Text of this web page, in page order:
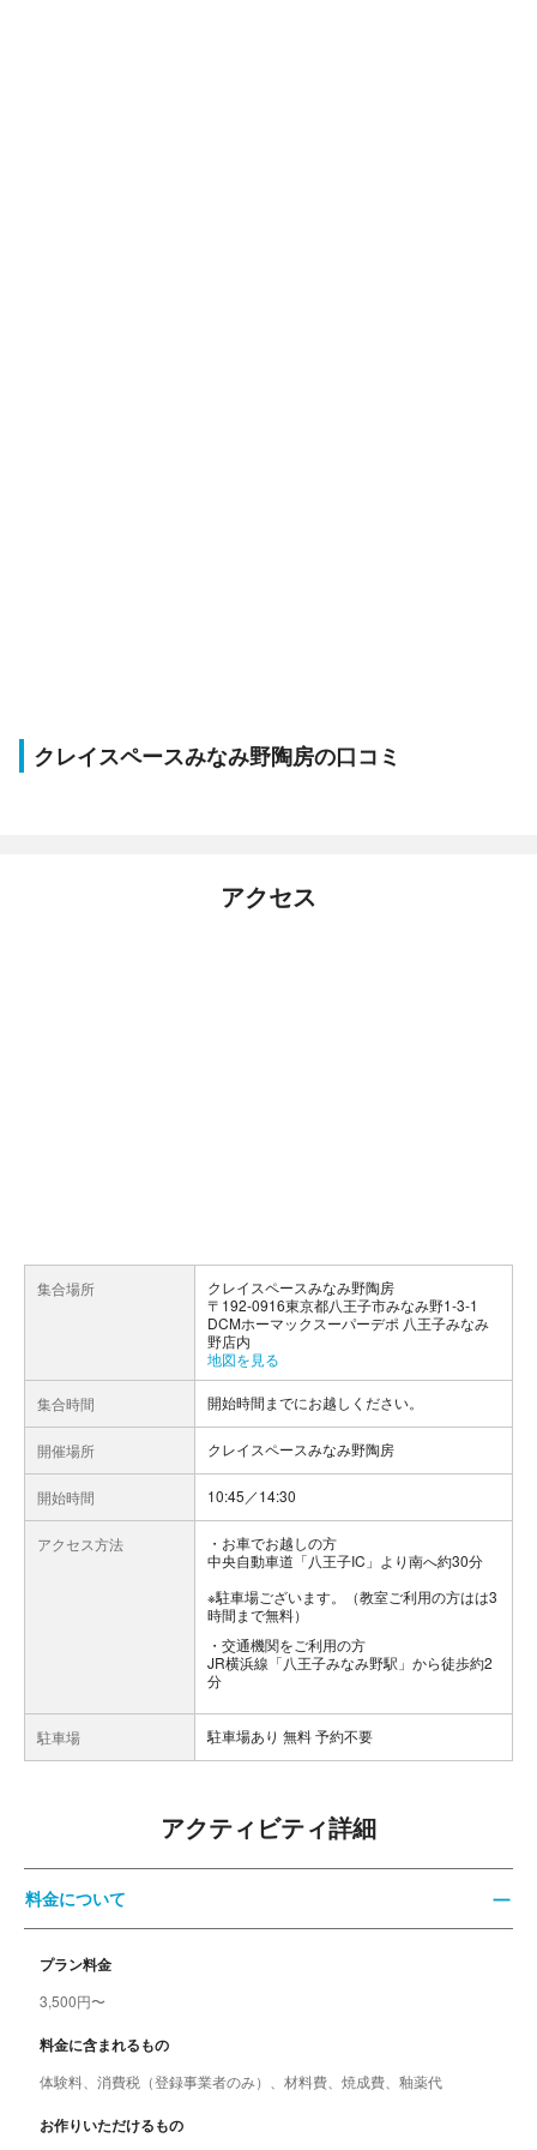
クレイスペースみなみ野陶房の口コミ
アクセス
集合場所
クレイスペースみなみ野陶房
〒192-0916東京都八王子市みなみ野1-3-1
DCMホーマックスーパーデポ 八王子みなみ
野店内
地図を見る
集合時間 開始時間までにお越しください。
開催場所 クレイスペースみなみ野陶房
開始時間 10:45／14:30
アクセス方法
お車でお越しの方
中央自動車道「八王子IC」より南へ約30分
※駐車場ございます。（教室ご利用の方はは3
時間まで無料）
交通機関をご利用の方
JR横浜線「八王子みなみ野駅」から徒歩約2
分
駐車場 駐車場あり 無料 予約不要
アクティビティ詳細
料金について
プラン料金
3,500円〜
料金に含まれるもの
体験料、消費税（登録事業者のみ）、材料費、焼成費、釉薬代
お作りいただけるもの